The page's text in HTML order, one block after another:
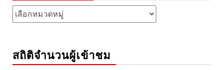
Categories
สถิติจำนวนผู้เข้าชม